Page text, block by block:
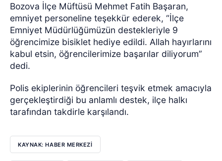
Bozova İlçe Müftüsü Mehmet Fatih Başaran,
emniyet personeline teşekkür ederek, “İlçe
Emniyet Müdürlüğümüzün destekleriyle 9
öğrencimize bisiklet hediye edildi. Allah hayırlarını
kabul etsin, öğrencilerimize başarılar diliyorum”
dedi.
Polis ekiplerinin öğrencileri teşvik etmek amacıyla
gerçekleştirdiği bu anlamlı destek, ilçe halkı
tarafından takdirle karşılandı.
KAYNAK: HABER MERKEZI